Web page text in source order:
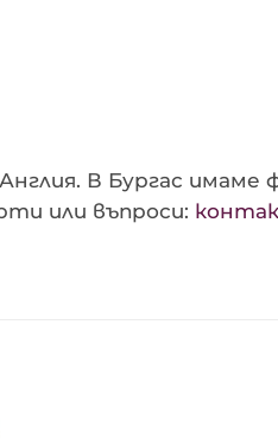
В Бургас имаме
или въпроси: